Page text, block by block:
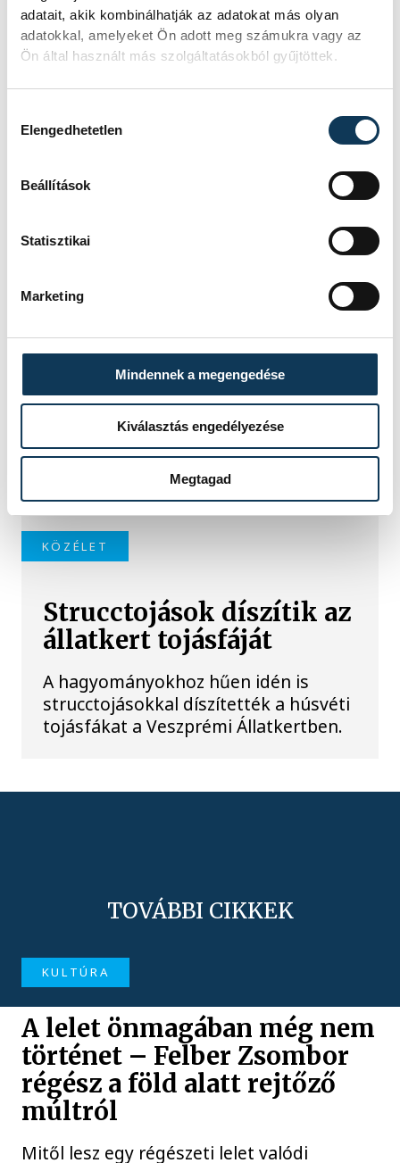
adatait, akik kombinálhatják az adatokat más olyan
adatokkal, amelyeket Ön adott meg számukra vagy az
Ön által használt más szolgáltatásokból gyűjtöttek.
Elengedhetetlen
Beállítások
Statisztikai
Marketing
Mindennek a megengedése
Kiválasztás engedélyezése
Megtagad
tiszteleg az állatkert
Emléktáblát avattak az állatkert
Fejes-völgyi bejáratánál csütörtökön,
igazgatóinak neveit őrzik meg a
Veszprémbe költözik
Samu, az elefánt
Samut, a fiatal ázsiai elefántot
köszöntötték születésnapja
alkalmából szombaton a Fővárosi
Állat- és Növénykertben, ahol azt is
bejelentették, hogy az ötéves állatot
a Veszprémi Állatkertbe fogják
költöztetni a közeljövőben.
KÖZÉLET
Strucctojások díszítik az
állatkert tojásfáját
A hagyományokhoz hűen idén is
strucctojásokkal díszítették a húsvéti
tojásfákat a Veszprémi Állatkertben.
TOVÁBBI CIKKEK
KULTÚRA
A lelet önmagában még nem
történet – Felber Zsombor
régész a föld alatt rejtőző
múltról
Mitől lesz egy régészeti lelet valódi